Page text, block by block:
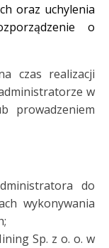
oraz uchylenia
o
czas realizacji
w
prowadzeniem
do
wykonywania
Sp. z o. o. w